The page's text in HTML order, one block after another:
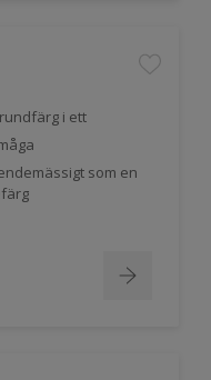
i ett
som en